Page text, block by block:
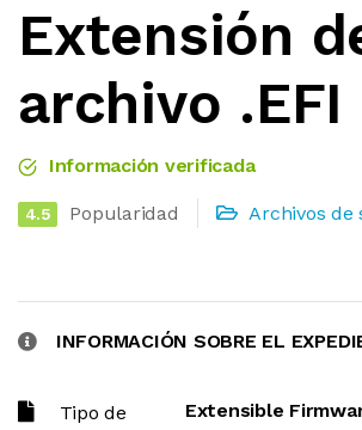
Extensión
archivo .EFI
Información verificada
4.5 Popularidad Archivos de
INFORMACIÓN SOBRE EL
Tipo de
Extensible